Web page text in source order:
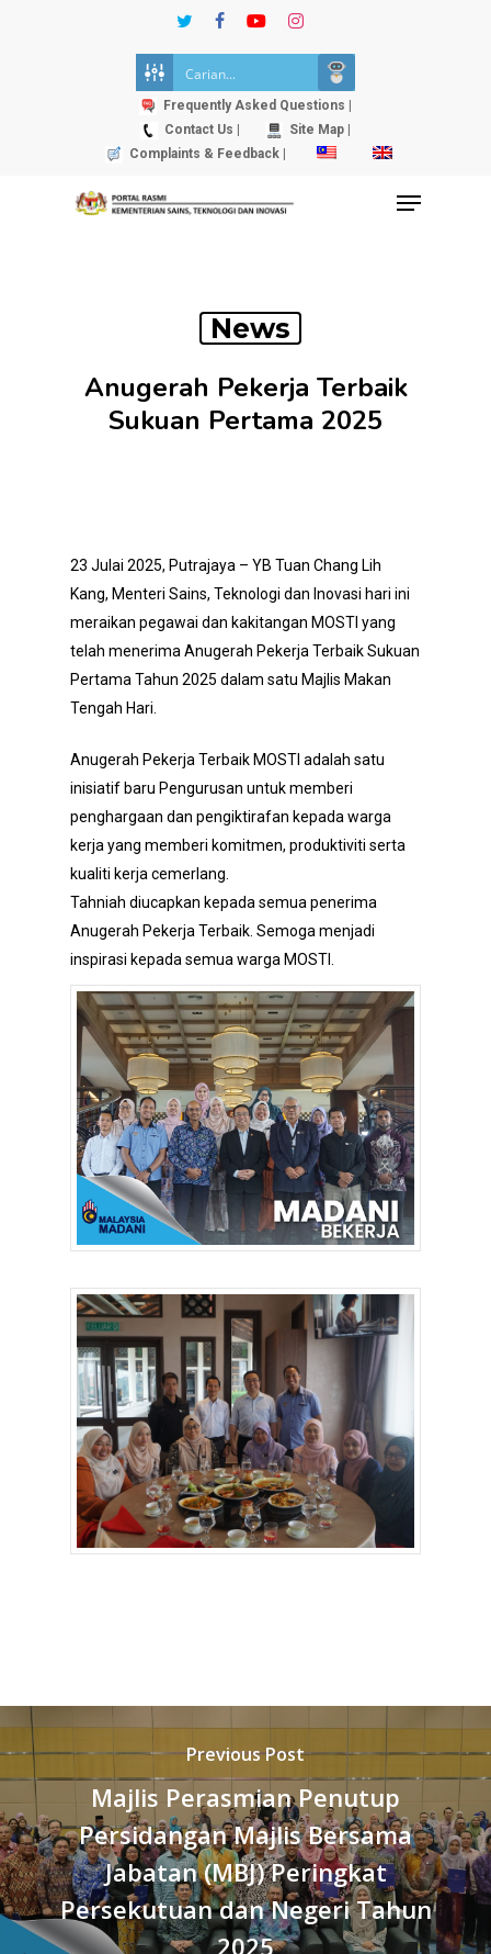
twitterfacebookyoutubeinstagram
Frequently Asked Questions |
Contact Us |
Site Map |
Complaints & Feedback |
Menu
News
Anugerah Pekerja Terbaik
Sukuan Pertama 2025
23 Julai 2025, Putrajaya – YB Tuan Chang Lih
Kang, Menteri Sains, Teknologi dan Inovasi hari ini
meraikan pegawai dan kakitangan MOSTI yang
telah menerima Anugerah Pekerja Terbaik Sukuan
Pertama Tahun 2025 dalam satu Majlis Makan
Tengah Hari.
Anugerah Pekerja Terbaik MOSTI adalah satu
inisiatif baru Pengurusan untuk memberi
penghargaan dan pengiktirafan kepada warga
kerja yang memberi komitmen, produktiviti serta
kualiti kerja cemerlang.
Tahniah diucapkan kepada semua penerima
Anugerah Pekerja Terbaik. Semoga menjadi
inspirasi kepada semua warga MOSTI.
Previous Post
Majlis Perasmian Penutup
Persidangan Majlis Bersama
Jabatan (MBJ) Peringkat
Persekutuan dan Negeri Tahun
2025